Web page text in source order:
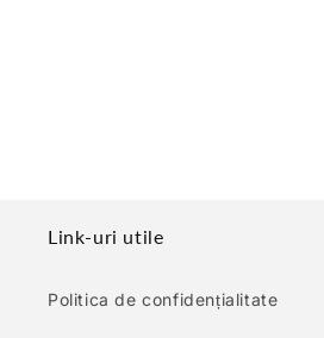
Link-uri utile
Politica de confidențialitate